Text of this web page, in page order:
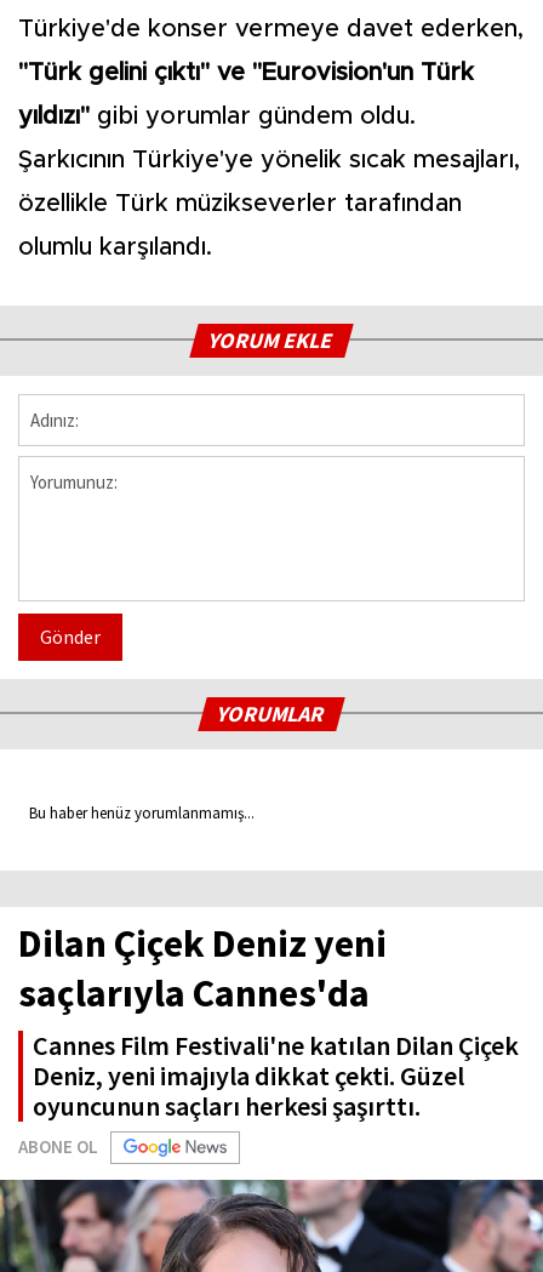
Türkiye'de konser vermeye davet ederken,
"Türk gelini çıktı" ve "Eurovision'un Türk
yıldızı" gibi yorumlar gündem oldu.
Şarkıcının Türkiye'ye yönelik sıcak mesajları,
özellikle Türk müzikseverler tarafından
olumlu karşılandı.
YORUM EKLE
Gönder
YORUMLAR
Bu haber henüz yorumlanmamış...
Dilan Çiçek Deniz yeni
saçlarıyla Cannes'da
Cannes Film Festivali'ne katılan Dilan Çiçek
Deniz, yeni imajıyla dikkat çekti. Güzel
oyuncunun saçları herkesi şaşırttı.
ABONE OL